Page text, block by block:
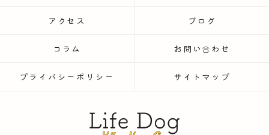
アクセス ブログ
コラム お問い合わせ
プライバシーポリシー サイトマップ